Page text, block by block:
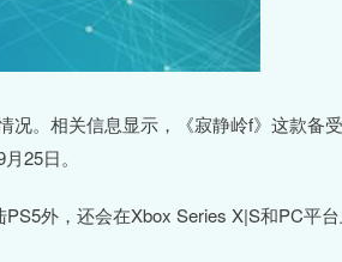
况。相关信息显示，《寂静岭f》这款备
25日。
外，还会在Xbox Series X|S和PC平台